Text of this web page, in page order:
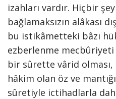
izahları vardır. Hiçbir
bağlamaksızın alâkası
bu istikâmetteki bâzı
ezberlenme mecbûriyeti
bir sûrette vârid
hâkim olan öz ve
sûretiyle ictihadlarla